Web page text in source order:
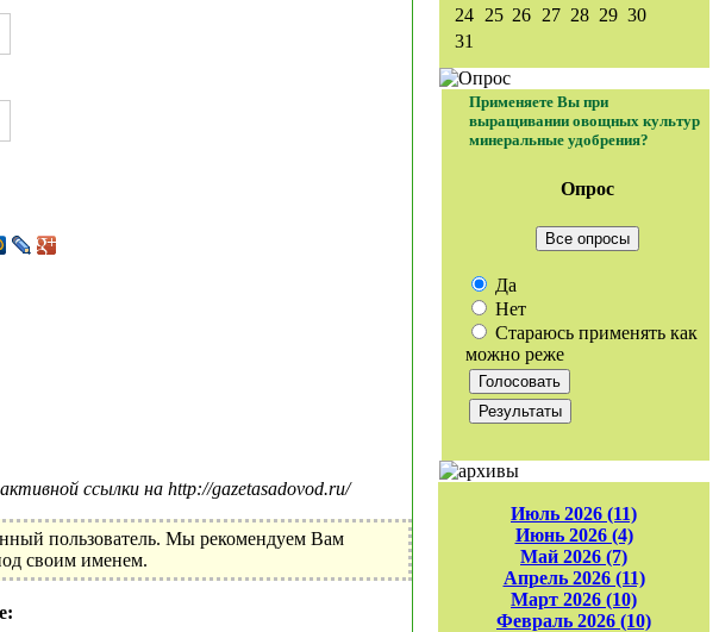
ссылки на http://gazetasadovod.ru/
пользователь. Мы рекомендуем Вам
своим именем.
24 25 26 27 28 29 30
31
Применяете Вы при
выращивании овощных культур
минеральные удобрения?
Опрос
Все опросы
Да
Нет
Стараюсь применять как
можно реже
Июль 2026 (11)
Июнь 2026 (4)
Май 2026 (7)
Апрель 2026 (11)
Март 2026 (10)
Февраль 2026 (10)